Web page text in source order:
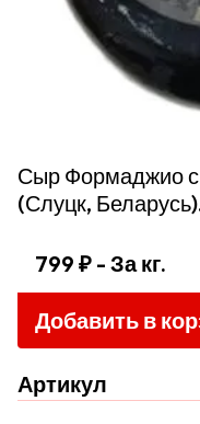
Сыр Формаджио
(Слуцк,
799 ₽ - За кг.
Добавить в
Артикул